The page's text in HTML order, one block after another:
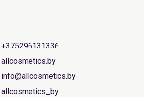
+375296131336
allcosmetics.by
info@allcosmetics.by
allcosmetics_by